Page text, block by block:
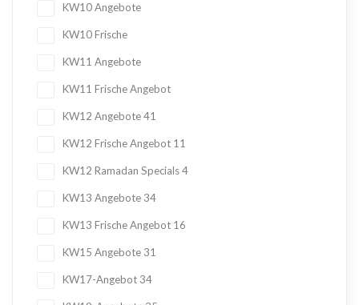
KW10 Angebote
KW10 Frische
KW11 Angebote
KW11 Frische Angebot
KW12 Angebote 41
KW12 Frische Angebot 11
KW12 Ramadan Specials 4
KW13 Angebote 34
KW13 Frische Angebot 16
KW15 Angebote 31
KW17-Angebot 34